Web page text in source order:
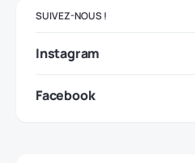
SUIVEZ-NOUS !
Instagram
Facebook